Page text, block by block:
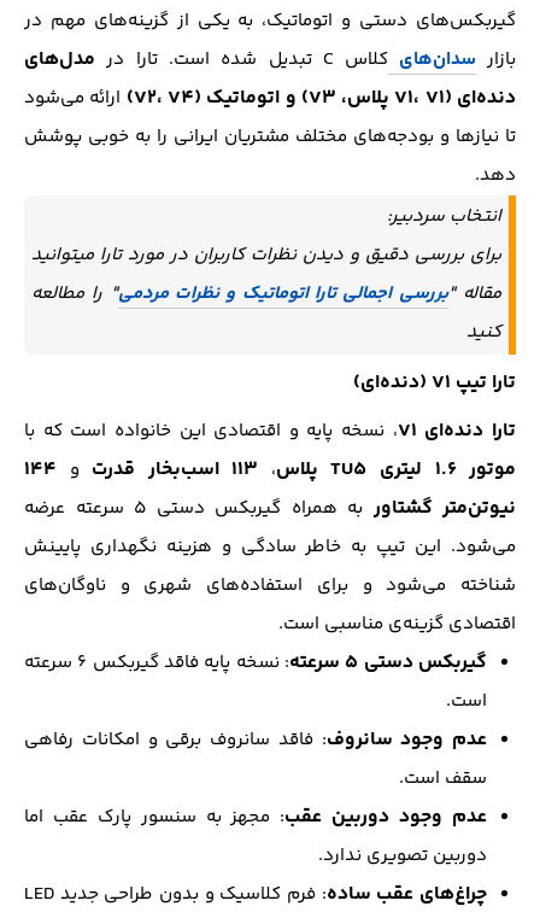
گیربکس‌های دستی و اتوماتیک، به یکی از گزینه‌های مهم در
بازار سدان‌های کلاس C تبدیل شده است. تارا در
مدل‌های
دنده‌ای (V1، V1 پلاس، V3) و اتوماتیک (V2، V4)
ارائه می‌شود
تا نیازها و بودجه‌های مختلف مشتریان ایرانی را به خوبی پوشش
دهد.
انتخاب سردبیر:
برای بررسی دقیق و دیدن نظرات کاربران در مورد تارا میتوانید
مقاله "بررسی اجمالی تارا اتوماتیک و نظرات مردمی" را مطالعه
کنید
تارا تیپ V1 (دنده‌ای)
تارا دنده‌ای V1
، نسخه پایه و اقتصادی این خانواده است که با
موتور ۱.۶ لیتری TU5 پلاس ، ۱۱۳ اسب‌بخار قدرت و ۱۴۴
نیوتن‌متر گشتاور
به همراه گیربکس دستی ۵ سرعته عرضه
می‌شود. این تیپ به خاطر سادگی و هزینه نگهداری پایینش
شناخته می‌شود و برای استفاده‌های شهری و ناوگان‌های
اقتصادی گزینه‌ی مناسبی است.
گیربکس دستی ۵ سرعته
: نسخه پایه فاقد گیربکس ۶ سرعته
است.
عدم وجود سانروف: فاقد سانروف برقی و امکانات رفاهی
سقف است.
عدم وجود دوربین عقب: مجهز به سنسور پارک عقب اما
دوربین تصویری ندارد.
چراغ‌های عقب ساده
: فرم کلاسیک و بدون طراحی جدید LED